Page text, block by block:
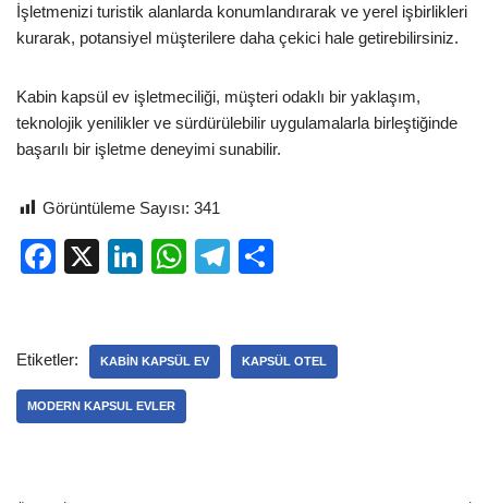
İşletmenizi turistik alanlarda konumlandırarak ve yerel işbirlikleri
kurarak, potansiyel müşterilere daha çekici hale getirebilirsiniz.
Kabin kapsül ev işletmeciliği, müşteri odaklı bir yaklaşım,
teknolojik yenilikler ve sürdürülebilir uygulamalarla birleştiğinde
başarılı bir işletme deneyimi sunabilir.
Görüntüleme Sayısı: 341
F
e
b
o
X
Li
e
dI
n
W
s
T
gr e
Etiketler: KABIN KAPSÜL EV KAPSÜL OTEL
MODERN KAPSUL EVLER